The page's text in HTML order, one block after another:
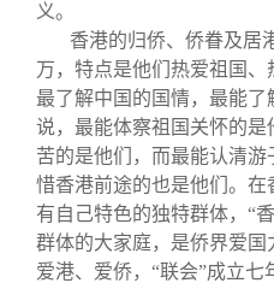
义。
香港的归侨、侨眷及居
万，特点是他们热爱祖国、
最了解中国的国情，最能
说，最能体察祖国关怀的
苦的是他们，而最能认清
惜香港前途的也是他们。
有自己特色的独特群体，“
群体的大家庭，是侨界爱国
爱港、爱侨，“联会”成立七